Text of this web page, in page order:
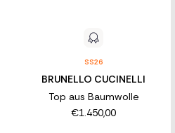
SS26
BRUNELLO CUCINELLI
Top aus Baumwolle
€1.450,00